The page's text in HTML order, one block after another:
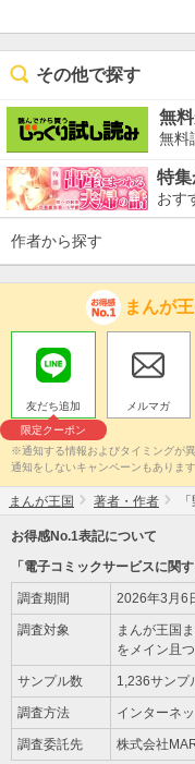
その他で探す
無
無料
特
おす
作者から探す
まんが
友だち追加
限定クーポン
メルマガ
※通知する情報およびタイミングが
通知をしないキャンペーンもありま
まんが王国 著者・作者
お得感No.1表記について
「電子コミックサービスに関
調査期間 2026年3月6
調査対象
まんが王国
をメイン且
サンプル数 1,236サンプ
調査方法 インターネ
調査委託先 株式会社